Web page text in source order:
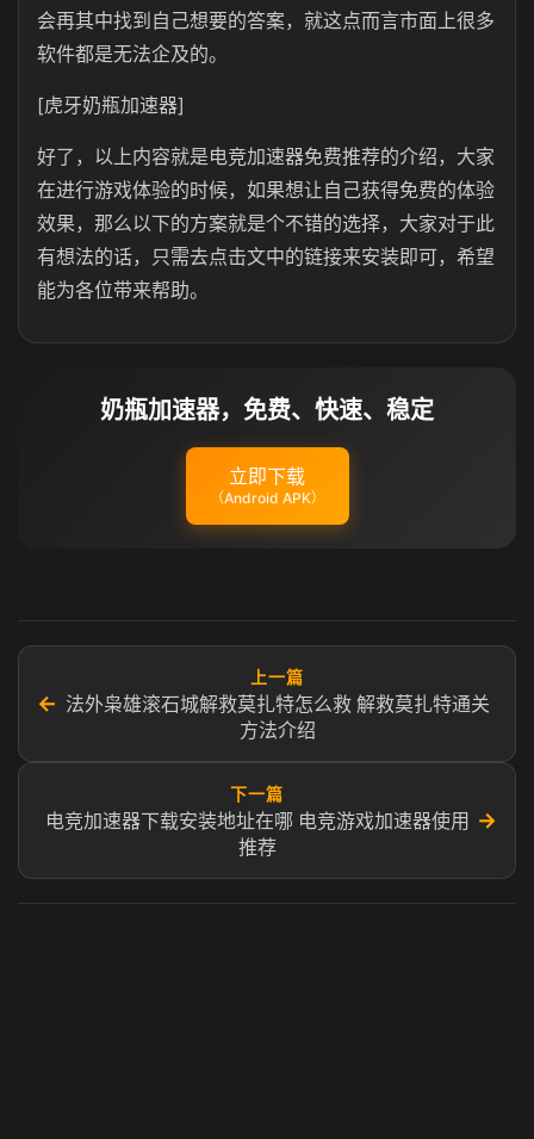
会再其中找到自己想要的答案，就这点而言市面上很多
软件都是无法企及的。
[虎牙奶瓶加速器]
好了，以上内容就是电竞加速器免费推荐的介绍，大家
在进行游戏体验的时候，如果想让自己获得免费的体验
效果，那么以下的方案就是个不错的选择，大家对于此
有想法的话，只需去点击文中的链接来安装即可，希望
能为各位带来帮助。
奶瓶加速器，免费、快速、稳定
立即下载
（Android APK）
←
上一篇
法外枭雄滚石城解救莫扎特怎么救 解救莫扎特通关
方法介绍
下一篇
电竞加速器下载安装地址在哪 电竞游戏加速器使用
推荐
→